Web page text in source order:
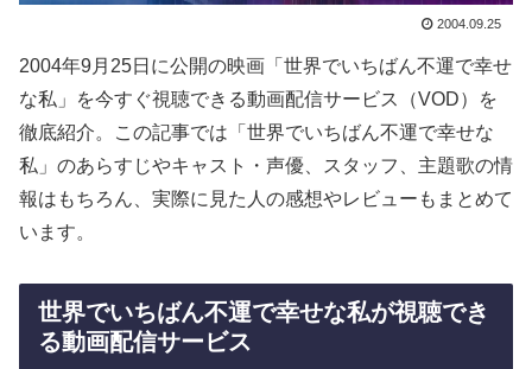
2004.09.25
2004年9月25日に公開の映画「世界でいちばん不運で幸せ
な私」を今すぐ視聴できる動画配信サービス（VOD）を
徹底紹介。この記事では「世界でいちばん不運で幸せな
私」のあらすじやキャスト・声優、スタッフ、主題歌の情
報はもちろん、実際に見た人の感想やレビューもまとめて
います。
世界でいちばん不運で幸せな私が視聴でき
る動画配信サービス